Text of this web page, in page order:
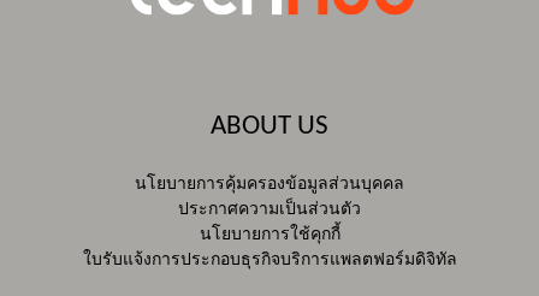
ABOUT US
นโยบายการคุ้มครองข้อมูลส่วนบุคคล
ประกาศความเป็นส่วนตัว
นโยบายการใช้คุกกี้
ใบรับแจ้งการประกอบธุรกิจบริการแพลตฟอร์มดิจิทัล